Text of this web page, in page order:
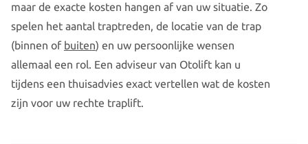
maar de exacte kosten hangen af van uw situatie. Zo
spelen het aantal traptreden, de locatie van de trap
(binnen of buiten) en uw persoonlijke wensen
allemaal een rol. Een adviseur van Otolift kan u
tijdens een thuisadvies exact vertellen wat de kosten
zijn voor uw rechte traplift.